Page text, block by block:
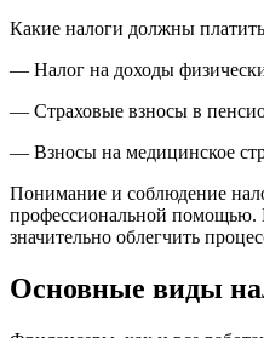
Какие налоги должны
— Налог на доходы
— Страховые взносы в
— Взносы на медицинское
Понимание и соблюдение
профессиональной помощью.
значительно облегчить
Основные виды